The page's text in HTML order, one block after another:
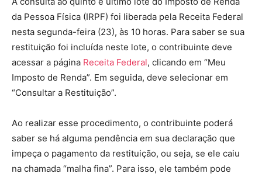
da Pessoa Física (IRPF) foi liberada pela Receita Federal
nesta segunda-feira (23), às 10 horas. Para saber se sua
restituição foi incluída neste lote, o contribuinte deve
acessar a página Receita Federal, clicando em “Meu
Imposto de Renda”. Em seguida, deve selecionar em
“Consultar a Restituição”.
Ao realizar esse procedimento, o contribuinte poderá
saber se há alguma pendência em sua declaração que
impeça o pagamento da restituição, ou seja, se ele caiu
na chamada “malha fina”. Para isso, ele também pode